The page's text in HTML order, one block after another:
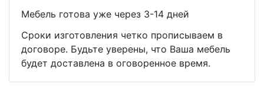
Мебель готова уже через 3-14 дней
Сроки изготовления четко прописываем в
договоре. Будьте уверены, что Ваша мебель
будет доставлена в оговоренное время.